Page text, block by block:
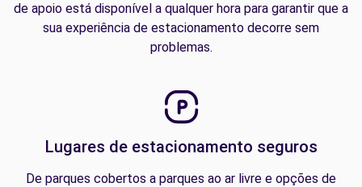
de apoio está disponível a qualquer hora para garantir que a
sua experiência de estacionamento decorre sem
problemas.
Lugares de estacionamento seguros
De parques cobertos a parques ao ar livre e opções de